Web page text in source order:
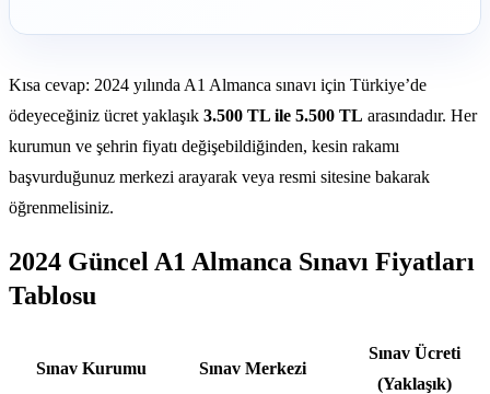
Kısa cevap: 2024 yılında A1 Almanca sınavı için Türkiye’de
ödeyeceğiniz ücret yaklaşık 3.500 TL ile 5.500 TL arasındadır. Her
kurumun ve şehrin fiyatı değişebildiğinden, kesin rakamı
başvurduğunuz merkezi arayarak veya resmi sitesine bakarak
öğrenmelisiniz.
2024 Güncel A1 Almanca Sınavı Fiyatları
Tablosu
Sınav Kurumu Sınav Merkezi
Sınav Ücreti
(Yaklaşık)